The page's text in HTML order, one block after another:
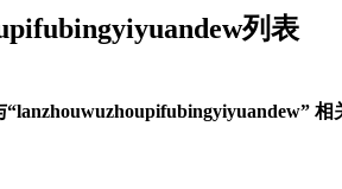
列表
“lanzhouwuzhoupifubingyiyuandew” 相